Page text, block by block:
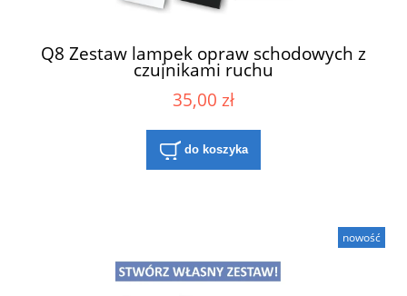
Q8 Zestaw lampek opraw schodowych z
czujnikami ruchu
35,00 zł
do koszyka
nowość